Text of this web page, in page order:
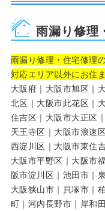
雨漏り修理
雨漏り修理・住宅修理
対応エリア以外にお住
大阪府｜大阪市旭区｜
北区｜大阪市此花区｜
住吉区｜大阪市大正区
天王寺区｜大阪市浪速
西淀川区｜大阪市東住
大阪市平野区｜大阪市
阪市淀川区｜池田市｜
大阪狭山市｜貝塚市｜
町｜河内長野市｜岸和